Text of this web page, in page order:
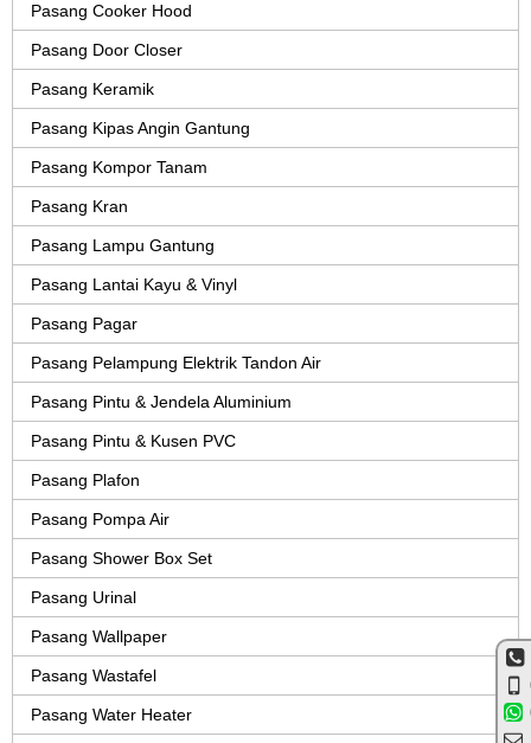
Pasang Cooker Hood
Pasang Door Closer
Pasang Keramik
Pasang Kipas Angin Gantung
Pasang Kompor Tanam
Pasang Kran
Pasang Lampu Gantung
Pasang Lantai Kayu & Vinyl
Pasang Pagar
Pasang Pelampung Elektrik Tandon Air
Pasang Pintu & Jendela Aluminium
Pasang Pintu & Kusen PVC
Pasang Plafon
Pasang Pompa Air
Pasang Shower Box Set
Pasang Urinal
Pasang Wallpaper
Pasang Wastafel
Pasang Water Heater